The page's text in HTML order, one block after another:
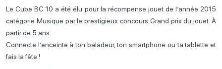
Le Cube BC 10 a été élu pour la récompense jouet de l’année 2015
catégorie Musique par le prestigieux concours Grand prix du jouet. À
partir de 5 ans.
Connecte l’enceinte à ton baladeur, ton smartphone ou ta tablette et
fais la fête !